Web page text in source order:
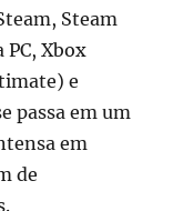
Steam
PC, Xbox
e
passa em um
em
de